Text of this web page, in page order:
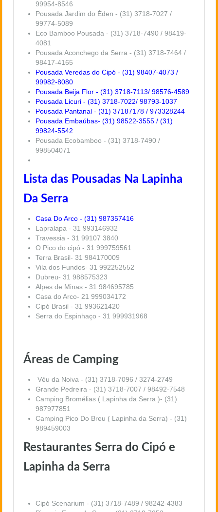
99954-8546
Pousada Jardim do Éden - (31) 3718-7027 /
99774-5089
Eco Bamboo Pousada - (31) 3718-7490 / 98419-
4081
Pousada Aconchego da Serra - (31) 3718-7464 /
98417-4165
Pousada Veredas do Cipó - (31) 98407-4073 /
99982-8080
Pousada Beija Flor - (31) 3718-7113/ 98576-4589
Pousada Licuri - (31) 3718-7022/ 98793-1037
Pousada Pantanal - (31) 37187178 / 973328244
Pousada Embaúbas- (31) 98522-3555 / (31)
99824-5542
Pousada Ecobamboo - (31) 3718-7490 /
998504071
Lista das Pousadas Na Lapinha
Da Serra
Casa Do Arco - (31) 987357416
Lapralapa - 31 993146932
Travessia - 31 99107 3840
O Pico do cipó - 31 999759561
Terra Brasil- 31 984170009
Vila dos Fundos- 31 992252552
Dubreu- 31 988575323
Alpes de Minas - 31 984695785
Casa do Arco- 21 999034172
Cipó Brasil - 31 993621420
Serra do Espinhaço - 31 999931968
Áreas de Camping
Véu da Noiva - (31) 3718-7096 / 3274-2749
Grande Pedreira - (31) 3718-7007 / 98492-7548
Camping Bromélias ( Lapinha da Serra )- (31)
987977851
Camping Pico Do Breu ( Lapinha da Serra) - (31)
989459003
Restaurantes Serra do Cipó e
Lapinha da Serra
Cipó Scenarium - (31) 3718-7489 / 98242-4383